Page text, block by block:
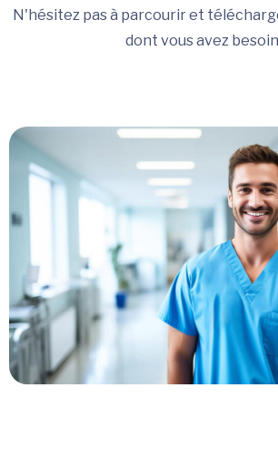
N'hésitez pas à parcourir et
dont vous avez